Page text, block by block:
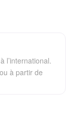
l’international.
à partir de